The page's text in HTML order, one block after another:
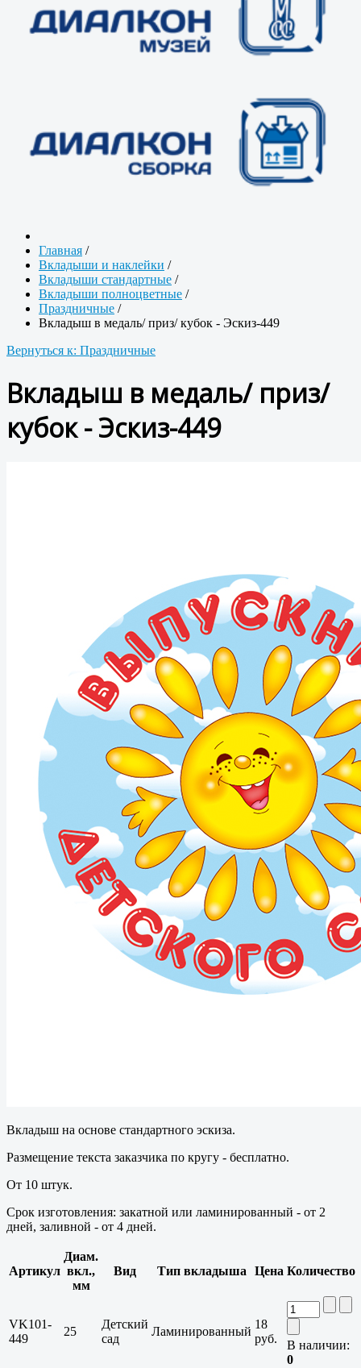
Главная /
Вкладыши и наклейки /
Вкладыши стандартные /
Вкладыши полноцветные /
Праздничные /
Вкладыш в медаль/ приз/ кубок - Эскиз-449
Вернуться к: Праздничные
Вкладыш в медаль/ приз/
кубок - Эскиз-449
Вкладыш на основе стандартного эскиза.
Размещение текста заказчика по кругу - бесплатно.
От 10 штук.
Срок изготовления: закатной или ламинированный - от 2
дней, заливной - от 4 дней.
Артикул
Диам.
вкл.,
мм
Вид Тип вкладыша Цена Количество
VK101-
449
25
Детский
сад
Ламинированный
18
руб.
В наличии:
0